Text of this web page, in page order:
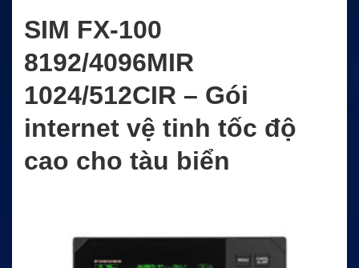
SIM FX-100
8192/4096MIR
1024/512CIR – Gói
internet vệ tinh tốc độ
cao cho tàu biển